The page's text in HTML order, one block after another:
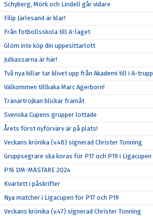
Schyberg, Mörk och Lindell går vidare
Filip Järlesand är klar!
Från fotbollsskola till A-laget
Glöm inte köp din uppesittarlott
Julkassarna är här!
Två nya killar tar klivet upp från Akademi till i A-trupp
Välkommen tillbaka Marc Agerborn!
Tränartrojkan blickar framåt
Svenska Cupens grupper lottade
Årets först nyförvärv är på plats!
Veckans krönika (v.48) signerad Christer Tonning
Gruppsegrare ska koras för P17 och P19 i Ligacupen
P16 DM-MÄSTARE 2024
Kvartett i påskrifter
Nya matcher i Ligacupen för P17 och P19
Veckans krönika (v.47) signerad Christer Tonning